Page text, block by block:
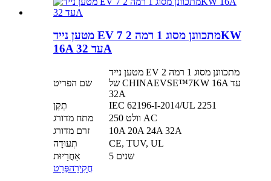
מטען נייד EV מתכוונן מסוג 1 רמה 2 7KW
16A עד 32A
שם הפריט
מטען נייד EV מתכוונן מסוג 1 רמה 2
של CHINAEVSE™️7KW 16A עד
32A
תֶקֶן
IEC 62196-I-2014/UL 2251
מתח מדורג
250 וולט AC
זרם מדורג
10A 20A 24A 32A
תְעוּדָה
CE, TUV, UL
אַחֲרָיוּת
5 שנים
חֲקִירָהפְּרָט